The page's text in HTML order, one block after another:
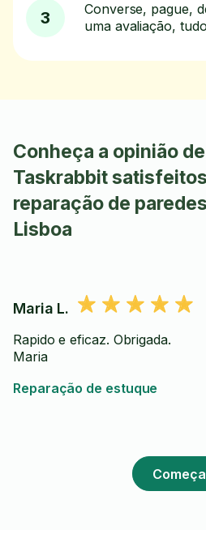
3
Converse, pague,
uma avaliação,
Conheça a opinião
Taskrabbit
reparação de
Lisboa
Maria L.
Rapido e eficaz. Obrigada.
Maria
Reparação de estuque